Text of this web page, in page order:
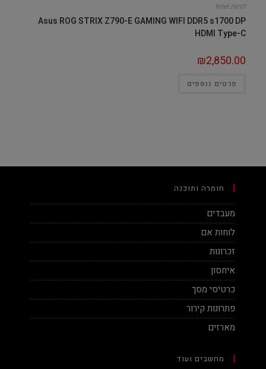
לוחות Intel
Asus ROG STRIX Z790-E GAMING WIFI DDR5 s1700 DP
HDMI Type-C
₪2,850.00
פרטים נוספים
חומרה ותוכנה
מעבדים
לוחות אם
זכרונות
איחסון
כרטיסי מסך
פתרונות קירור
מארזים
מחשבים ועוד